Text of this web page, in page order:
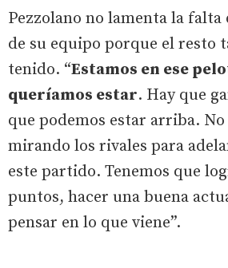
Pezzolano no lamenta la
de su equipo porque el resto
tenido. “Estamos en ese
queríamos estar. Hay que
que podemos estar arriba.
mirando los rivales para
este partido. Tenemos que
puntos, hacer una buena
pensar en lo que viene”.